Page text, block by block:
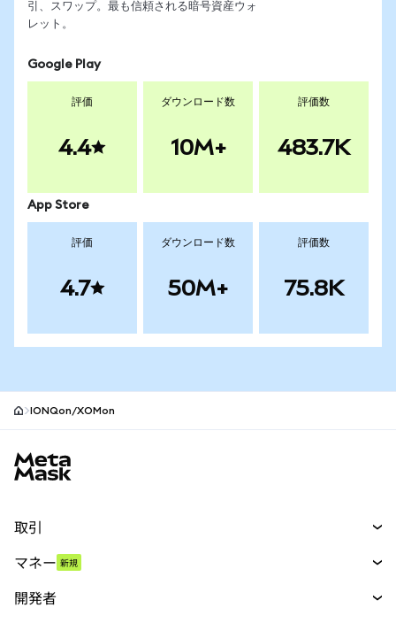
引、スワップ。最も信頼される暗号資産ウォ
レット。
Google Play
評価
4.4
ダウンロード数
10M+
評価数
483.7K
App Store
評価
4.7
ダウンロード数
50M+
評価数
75.8K
IONQon/XOMon
取引
パーペチュアル
マネー 新規
開発者